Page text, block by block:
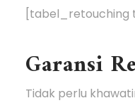
[tabel_retouching
Garansi
Tidak perlu